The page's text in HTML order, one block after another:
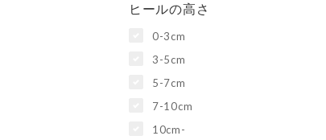
ヒールの高さ
0-3cm
3-5cm
5-7cm
7-10cm
10cm-